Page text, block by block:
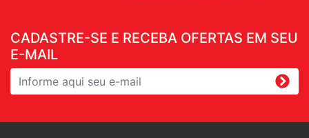
CADASTRE-SE E RECEBA OFERTAS EM SEU
E-MAIL